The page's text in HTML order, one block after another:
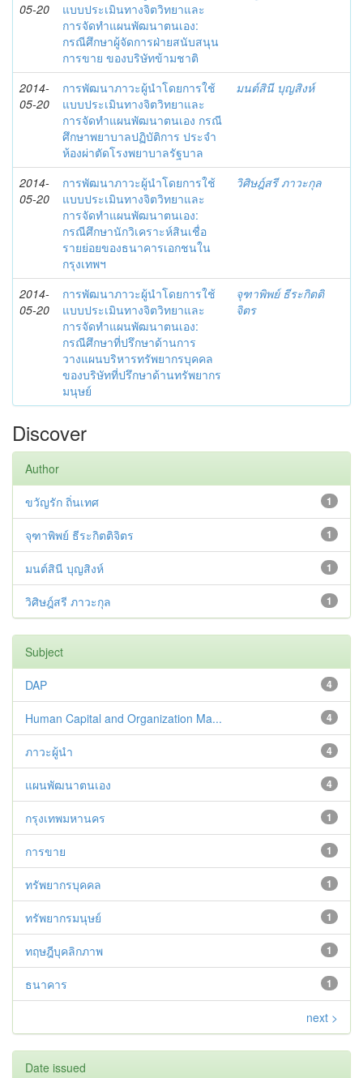
05-20
แบบประเมินทางจิตวิทยาและ
การจัดทำแผนพัฒนาตนเอง:
กรณีศึกษาผู้จัดการฝ่ายสนับสนุน
การขาย ของบริษัทข้ามชาติ
2014-
05-20
การพัฒนาภาวะผู้นำโดยการใช้
แบบประเมินทางจิตวิทยาและ
การจัดทำแผนพัฒนาตนเอง กรณี
ศึกษาพยาบาลปฏิบัติการ ประจำ
ห้องผ่าตัดโรงพยาบาลรัฐบาล
มนต์สินี บุญสิงห์
2014-
05-20
การพัฒนาภาวะผู้นำโดยการใช้
แบบประเมินทางจิตวิทยาและ
การจัดทำแผนพัฒนาตนเอง:
กรณีศึกษานักวิเคราะห์สินเชื่อ
รายย่อยของธนาคารเอกชนใน
กรุงเทพฯ
วิศิษฎ์สรี ภาวะกุล
2014-
05-20
การพัฒนาภาวะผู้นำโดยการใช้
แบบประเมินทางจิตวิทยาและ
การจัดทำแผนพัฒนาตนเอง:
กรณีศึกษาที่ปรึกษาด้านการ
วางแผนบริหารทรัพยากรบุคคล
ของบริษัทที่ปรึกษาด้านทรัพยากร
มนุษย์
จุฑาพิพย์ ธีระกิตติ
จิตร
Discover
Author
1
ขวัญรัก ถิ่นเทศ
1
จุฑาพิพย์ ธีระกิตติจิตร
1
มนต์สินี บุญสิงห์
1
วิศิษฎ์สรี ภาวะกุล
Subject
4
DAP
4
Human Capital and Organization Ma...
4
ภาวะผู้นำ
4
แผนพัฒนาตนเอง
1
กรุงเทพมหานคร
1
การขาย
1
ทรัพยากรบุคคล
1
ทรัพยากรมนุษย์
1
ทฤษฎีบุคลิกภาพ
1
ธนาคาร
next >
Date issued